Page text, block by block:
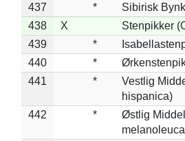
437
*
Sibirisk
438
X
Stenpikker
439
*
440
*
441
*
Vestlig
hispanica)
442
*
Østlig